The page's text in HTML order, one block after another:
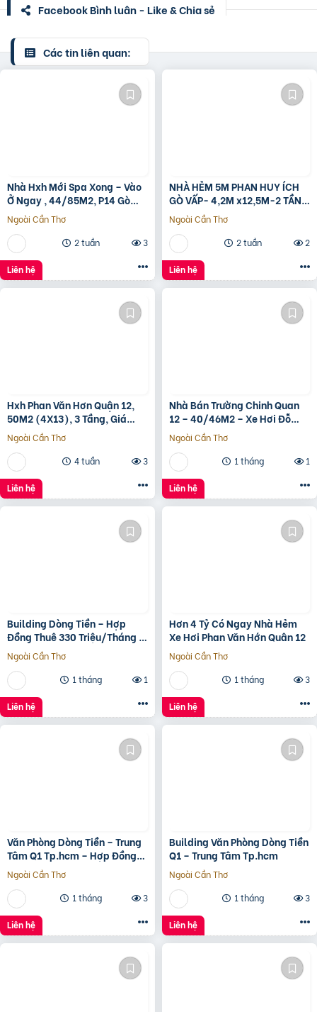
Facebook Bình luận - Like & Chia sẻ
Các tin liên quan:
Nhà Hxh Mới Spa Xong – Vào
Ở Ngay , 44/85M2, P14 Gò
Vấp, Giá 4.X Tỷ
Ngoài Cần Thơ
2 tuần
3
Liên hệ
NHÀ HẺM 5M PHAN HUY ÍCH
GÒ VẤP- 4,2M x12,5M-2 TẦNG
– GIÁ 4,4 TỶ
Ngoài Cần Thơ
2 tuần
2
Liên hệ
Hxh Phan Văn Hơn Quận 12,
50M2 (4X13), 3 Tầng, Giá
4.96 Tỷ
Ngoài Cần Thơ
4 tuần
3
Liên hệ
Nhà Bán Trường Chinh Quan
12 – 40/46M2 – Xe Hơi Đỗ
Cửa – 3.1 Tỷ
Ngoài Cần Thơ
1 tháng
1
Liên hệ
Building Dòng Tiền – Hợp
Đồng Thuê 330 Triệu/Tháng –
Quận 5, Tp.hcm -139Ty
Ngoài Cần Thơ
1 tháng
1
Liên hệ
Hơn 4 Tỷ Có Ngay Nhà Hẻm
Xe Hơi Phan Văn Hớn Quân 12
Ngoài Cần Thơ
1 tháng
3
Liên hệ
Văn Phòng Dòng Tiền – Trung
Tâm Q1 Tp.hcm – Hợp Đồng
Thuê 250 Triệu/Tháng – 115
Tỷ
Ngoài Cần Thơ
1 tháng
3
Liên hệ
Building Văn Phòng Dòng Tiền
Q1 – Trung Tâm Tp.hcm
Ngoài Cần Thơ
1 tháng
3
Liên hệ